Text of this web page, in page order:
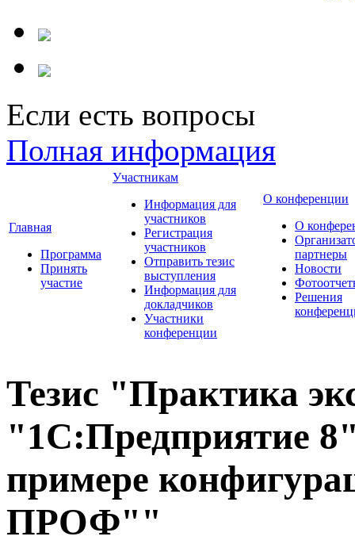
Если есть вопросы
Полная информация
Главная
Программа
Принять
участие
Участникам
Информация для
участников
Регистрация
участников
Отправить тезис
выступления
Информация для
докладчиков
Участники
конференции
О конференции
О
партнеры
Новости
Решения
Тезис "Практика
"1С:Предприятие
примере
ПРОФ""